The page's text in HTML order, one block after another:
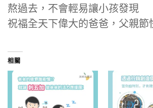
熬過去，不會輕易讓小孩發現
祝福全天下偉大的爸爸，父親節
相關